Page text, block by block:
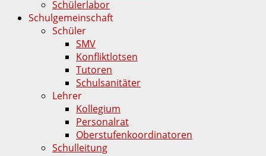
Schülerlabor
Schulgemeinschaft
Schüler
SMV
Konfliktlotsen
Tutoren
Schulsanitäter
Lehrer
Kollegium
Personalrat
Oberstufenkoordinatoren
Schulleitung